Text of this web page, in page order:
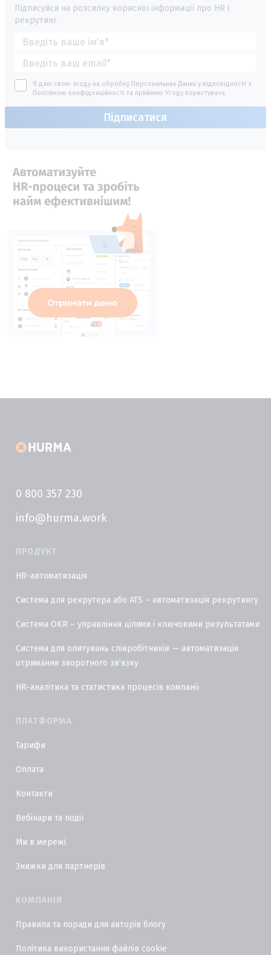
Підписуйся на розсилку корисної інформації про HR і
рекрутинг
Я даю свою згоду на обробку Персональних Даних у відповідності з
Політикою конфіденційності та приймаю Угоду користувача
0 800 357 230
info@hurma.work
ПРОДУКТ
HR-автоматизація
Система для рекрутера або ATS – автоматизація рекрутингу
Система OKR – управління цілями і ключовими результатами
Система для опитувань співробітників — автоматизація
отримання зворотного звʼязку
HR-аналітика та статистика процесів компанії
ПЛАТФОРМА
Тарифи
Оплата
Контакти
Вебінари та події
Ми в мережі
Знижки для партнерів
КОМПАНІЯ
Правила та поради для авторів блогу
Політика використання файлів cookie